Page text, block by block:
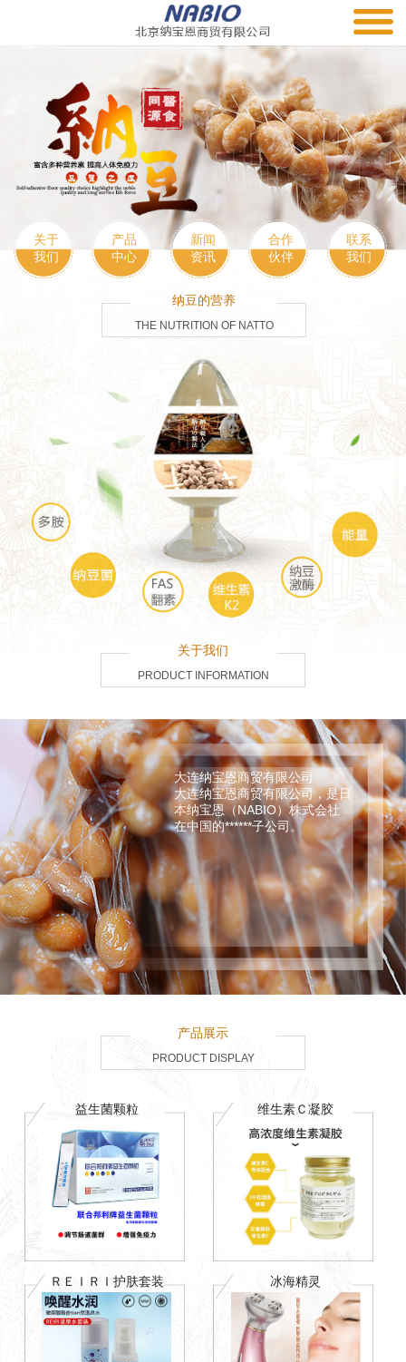
关于
我们
产品
中心
新闻
资讯
合作
伙伴
联系
我们
THE NUTRITION OF NATTO
纳豆的营养
PRODUCT INFORMATION
关于我们
大连纳宝恩商贸有限公司
大连纳宝恩商贸有限公司，是日
本纳宝恩（NABIO）株式会社
在中国的******子公司。
PRODUCT DISPLAY
产品展示
益生菌颗粒 维生素Ｃ凝胶
ＲＥＩＲＩ护肤套装 冰海精灵